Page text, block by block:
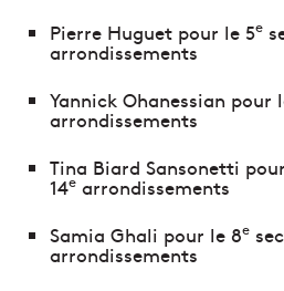
Pierre Huguet pour le 5e
arrondissements
Yannick Ohanessian pour
arrondissements
Tina Biard Sansonetti
14e arrondissements
Samia Ghali pour le 8e
arrondissements